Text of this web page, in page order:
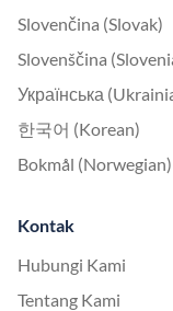
Slovenčina (Slovak)
Slovenščina
Українська
한국어 (Korean)
Bokmål (Norwegian)
Kontak
Hubungi Kami
Tentang Kami